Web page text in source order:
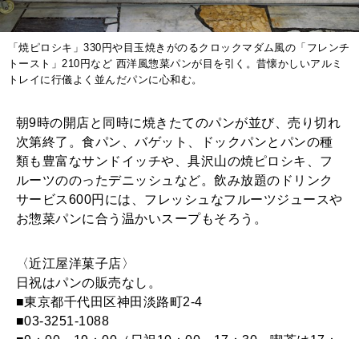
「焼ピロシキ」330円や目玉焼きがのるクロックマダム風の「フレンチ
トースト」210円など 西洋風惣菜パンが目を引く。昔懐かしいアルミ
トレイに行儀よく並んだパンに心和む。
朝9時の開店と同時に焼きたてのパンが並び、売り切れ
次第終了。食パン、バゲット、ドックパンとパンの種
類も豊富なサンドイッチや、具沢山の焼ピロシキ、フ
ルーツののったデニッシュなど。飲み放題のドリンク
サービス600円には、フレッシュなフルーツジュースや
お惣菜パンに合う温かいスープもそろう。
〈近江屋洋菓子店〉
日祝はパンの販売なし。
■東京都千代田区神田淡路町2-4
■03-3251-1088